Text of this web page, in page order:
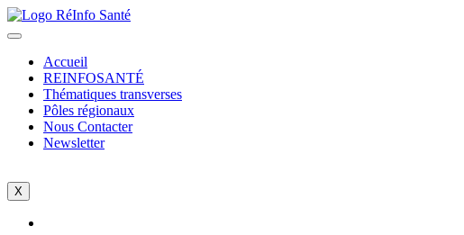
Accueil
REINFOSANTÉ
Thématiques transverses
Pôles régionaux
Nous Contacter
Newsletter
X